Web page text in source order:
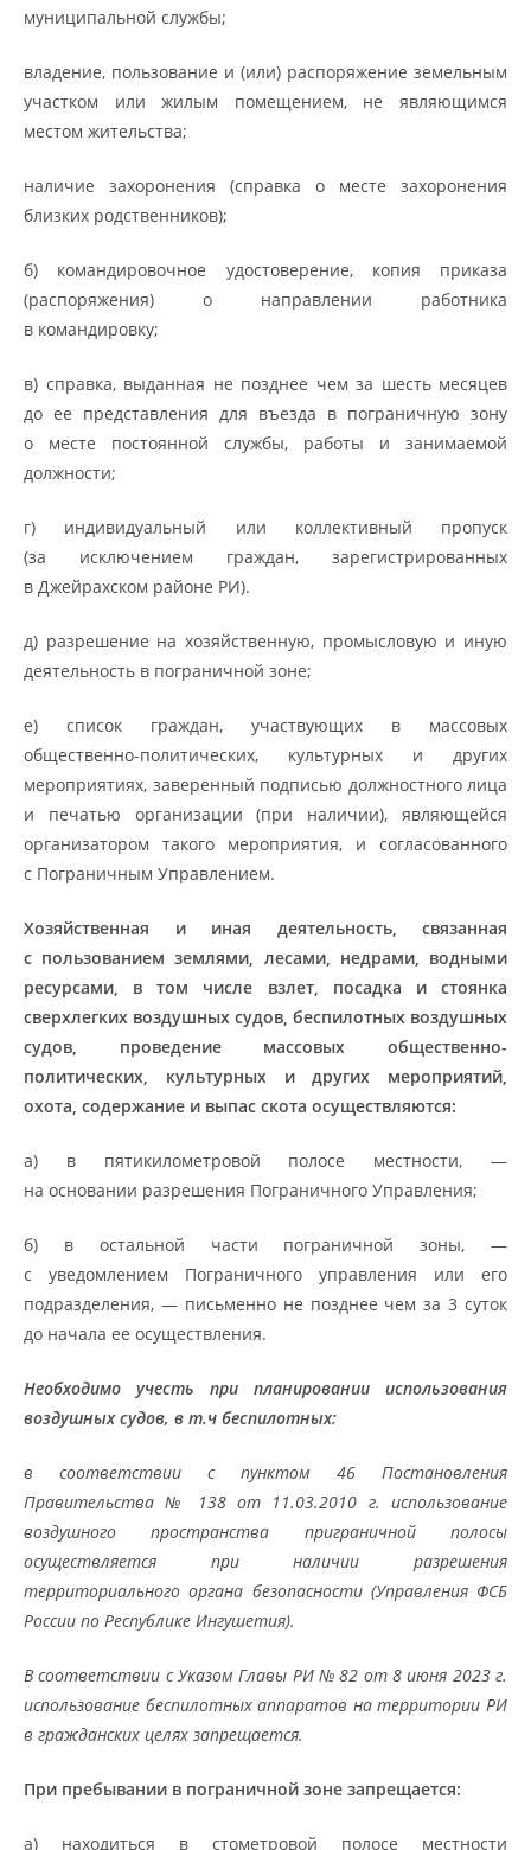
муниципальной службы;
владение, пользование и (или) распоряжение земельным
участком или жилым помещением, не являющимся
местом жительства;
наличие захоронения (справка о месте захоронения
близких родственников);
б) командировочное удостоверение, копия приказа
(распоряжения) о направлении работника
в командировку;
в) справка, выданная не позднее чем за шесть месяцев
до ее представления для въезда в пограничную зону
о месте постоянной службы, работы и занимаемой
должности;
г) индивидуальный или коллективный пропуск
(за исключением граждан, зарегистрированных
в Джейрахском районе РИ).
д) разрешение на хозяйственную, промысловую и иную
деятельность в пограничной зоне;
е) список граждан, участвующих в массовых
общественно-политических, культурных и других
мероприятиях, заверенный подписью должностного лица
и печатью организации (при наличии), являющейся
организатором такого мероприятия, и согласованного
с Пограничным Управлением.
Хозяйственная и иная деятельность, связанная
с пользованием землями, лесами, недрами, водными
ресурсами, в том числе взлет, посадка и стоянка
сверхлегких воздушных судов, беспилотных воздушных
судов, проведение массовых общественно-
политических, культурных и других мероприятий,
охота, содержание и выпас скота осуществляются:
а) в пятикилометровой полосе местности, —
на основании разрешения Пограничного Управления;
б) в остальной части пограничной зоны, —
с уведомлением Пограничного управления или его
подразделения, — письменно не позднее чем за 3 суток
до начала ее осуществления.
Необходимо учесть при планировании использования
воздушных судов, в т.ч беспилотных:
в соответствии с пунктом 46 Постановления
Правительства № 138 от 11.03.2010 г. использование
воздушного пространства приграничной полосы
осуществляется при наличии разрешения
территориального органа безопасности (Управления ФСБ
России по Республике Ингушетия).
В соответствии с Указом Главы РИ № 82 от 8 июня 2023 г.
использование беспилотных аппаратов на территории РИ
в гражданских целях запрещается.
При пребывании в пограничной зоне запрещается:
а) находиться в стометровой полосе местности